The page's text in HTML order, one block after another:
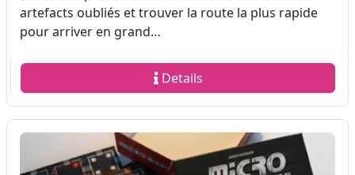
artefacts oubliés et trouver la route la plus rapide
pour arriver en grand…
Details